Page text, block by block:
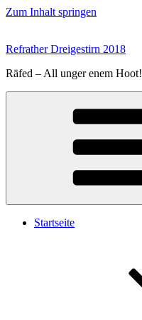
Zum Inhalt springen
Refrather Dreigestirn 2018
Räfed – All unger enem Hoot!
Startseite